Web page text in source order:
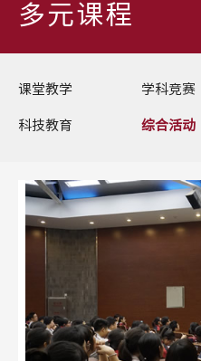
多元课程
课堂教学 学科竞赛
科技教育 综合活动